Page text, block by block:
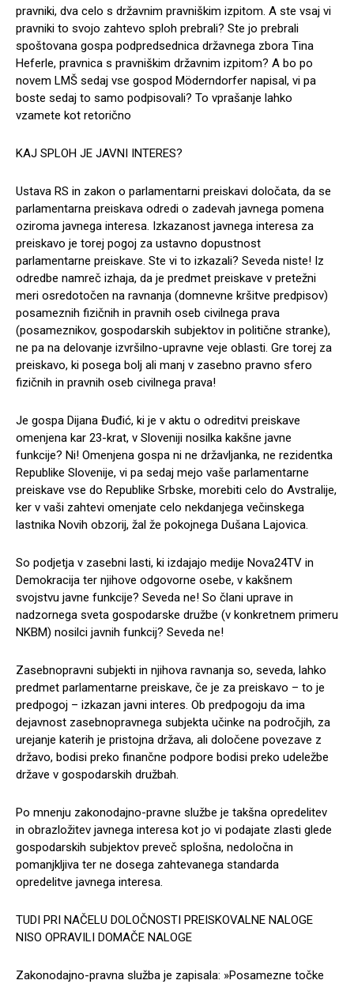
pravniki, dva celo s državnim pravniškim izpitom. A ste vsaj vi
pravniki to svojo zahtevo sploh prebrali? Ste jo prebrali
spoštovana gospa podpredsednica državnega zbora Tina
Heferle, pravnica s pravniškim državnim izpitom? A bo po
novem LMŠ sedaj vse gospod Möderndorfer napisal, vi pa
boste sedaj to samo podpisovali? To vprašanje lahko
vzamete kot retorično
KAJ SPLOH JE JAVNI INTERES?
Ustava RS in zakon o parlamentarni preiskavi določata, da se
parlamentarna preiskava odredi o zadevah javnega pomena
oziroma javnega interesa. Izkazanost javnega interesa za
preiskavo je torej pogoj za ustavno dopustnost
parlamentarne preiskave. Ste vi to izkazali? Seveda niste! Iz
odredbe namreč izhaja, da je predmet preiskave v pretežni
meri osredotočen na ravnanja (domnevne kršitve predpisov)
posameznih fizičnih in pravnih oseb civilnega prava
(posameznikov, gospodarskih subjektov in politične stranke),
ne pa na delovanje izvršilno-upravne veje oblasti. Gre torej za
preiskavo, ki posega bolj ali manj v zasebno pravno sfero
fizičnih in pravnih oseb civilnega prava!
Je gospa Dijana Đuđić, ki je v aktu o odreditvi preiskave
omenjena kar 23-krat, v Sloveniji nosilka kakšne javne
funkcije? Ni! Omenjena gospa ni ne državljanka, ne rezidentka
Republike Slovenije, vi pa sedaj mejo vaše parlamentarne
preiskave vse do Republike Srbske, morebiti celo do Avstralije,
ker v vaši zahtevi omenjate celo nekdanjega večinskega
lastnika Novih obzorij, žal že pokojnega Dušana Lajovica.
So podjetja v zasebni lasti, ki izdajajo medije Nova24TV in
Demokracija ter njihove odgovorne osebe, v kakšnem
svojstvu javne funkcije? Seveda ne! So člani uprave in
nadzornega sveta gospodarske družbe (v konkretnem primeru
NKBM) nosilci javnih funkcij? Seveda ne!
Zasebnopravni subjekti in njihova ravnanja so, seveda, lahko
predmet parlamentarne preiskave, če je za preiskavo – to je
predpogoj – izkazan javni interes. Ob predpogoju da ima
dejavnost zasebnopravnega subjekta učinke na področjih, za
urejanje katerih je pristojna država, ali določene povezave z
državo, bodisi preko finančne podpore bodisi preko udeležbe
države v gospodarskih družbah.
Po mnenju zakonodajno-pravne službe je takšna opredelitev
in obrazložitev javnega interesa kot jo vi podajate zlasti glede
gospodarskih subjektov preveč splošna, nedoločna in
pomanjkljiva ter ne dosega zahtevanega standarda
opredelitve javnega interesa.
TUDI PRI NAČELU DOLOČNOSTI PREISKOVALNE NALOGE
NISO OPRAVILI DOMAČE NALOGE
Zakonodajno-pravna služba je zapisala: »Posamezne točke